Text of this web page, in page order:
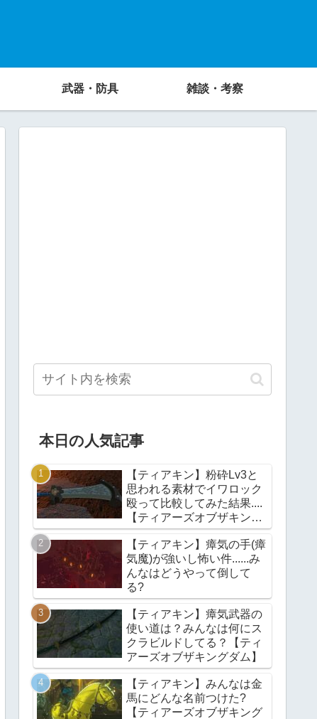
武器・防具 雑談・考察
本日の人気記事
【ティアキン】粉砕Lv3と
思われる素材でイワロック
殴って比較してみた結果....
【ティアーズオブザキング
ダム】
【ティアキン】瘴気の手(瘴
気魔)が強いし怖い件......み
んなはどうやって倒して
る?
【ティアキン】瘴気武器の
使い道は？みんなは何にス
クラビルドしてる？【ティ
アーズオブザキングダム】
【ティアキン】みんなは金
馬にどんな名前つけた?
【ティアーズオブザキング